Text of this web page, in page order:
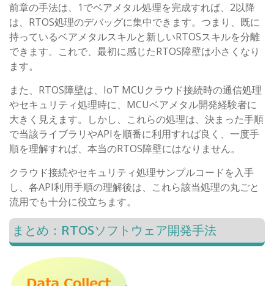
前章の手法は、1でベアメタル処理を完成すれば、2以降
は、RTOS処理のデバッグに集中できます。つまり、既に
持っているベアメタルスキルと新しいRTOSスキルを分離
できます。これで、最初に感じたRTOS障壁は小さくなり
ます。
また、RTOS障壁は、IoT MCUクラウド接続時の通信処理
やセキュリティ処理時に、MCUベアメタル開発経験者に
大きく見えます。しかし、これらの処理は、決まった手順
で当該ライブラリやAPIを順番に利用すれば良く、一度手
順を理解すれば、本当のRTOS障壁にはなりません。
クラウド接続やセキュリティ処理サンプルコードを入手
し、各API利用手順の理解後は、これら該当処理の丸ごと
流用でも十分に役立ちます。
まとめ：RTOSソフトウェア開発手法